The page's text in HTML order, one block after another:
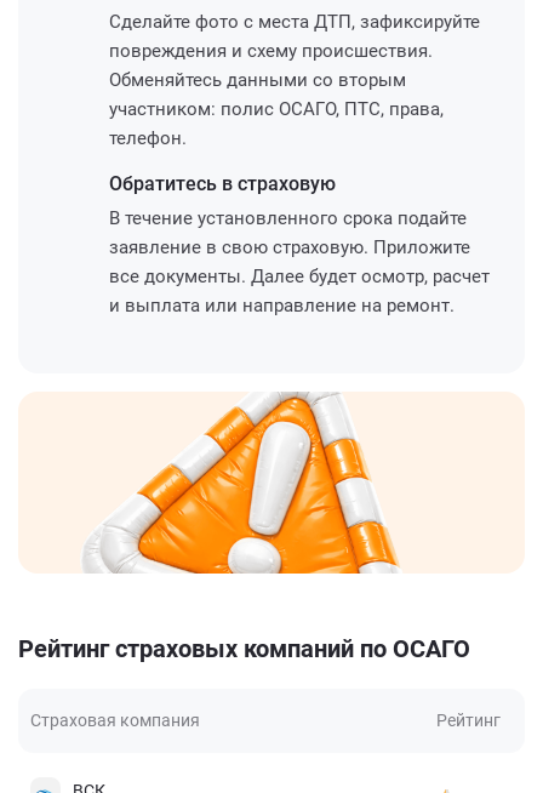
Сделайте фото с места ДТП, зафиксируйте
повреждения и схему происшествия.
Обменяйтесь данными со вторым
участником: полис ОСАГО, ПТС, права,
телефон.
Обратитесь в страховую
В течение установленного срока подайте
заявление в свою страховую. Приложите
все документы. Далее будет осмотр, расчет
и выплата или направление на ремонт.
Рейтинг страховых компаний по ОСАГО
Страховая компания Рейтинг